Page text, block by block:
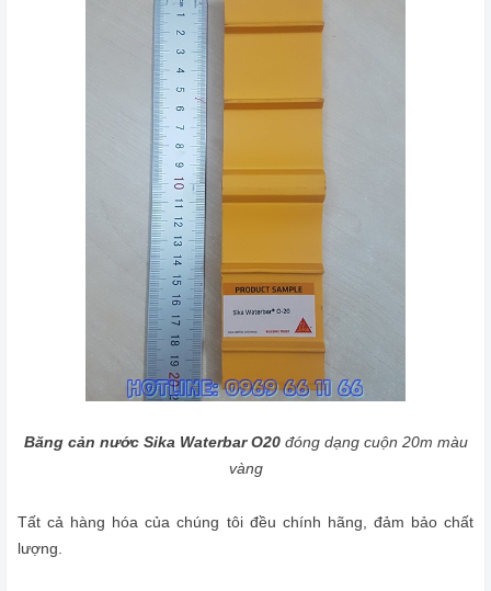
Băng cản nước Sika Waterbar O20đóng dạng cuộn 20m màu
vàng
Tất cả hàng hóa của chúng tôi đều chính hãng, đảm bảo chất
lượng.